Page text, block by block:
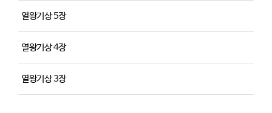
열왕기상 5장
열왕기상 4장
열왕기상 3장